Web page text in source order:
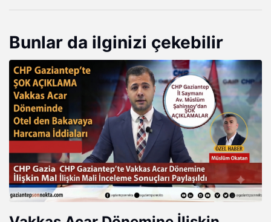
Bunlar da ilginizi çekebilir